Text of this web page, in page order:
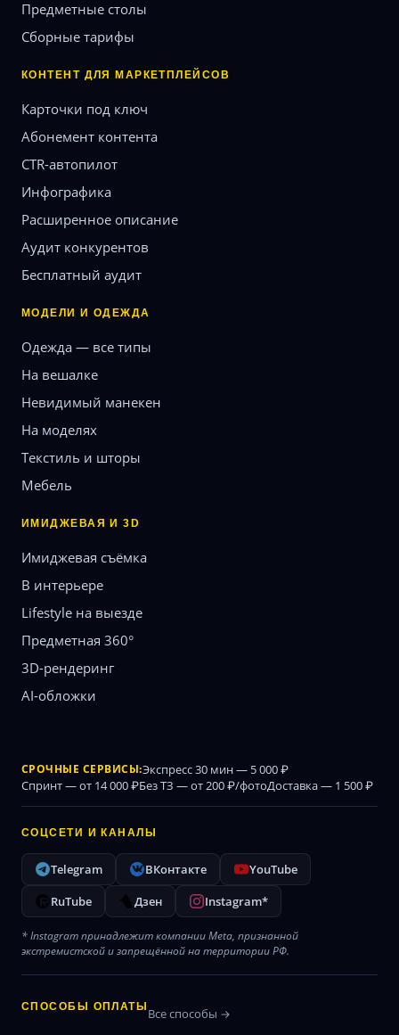
Предметные столы
Сборные тарифы
КОНТЕНТ ДЛЯ МАРКЕТПЛЕЙСОВ
Карточки под ключ
Абонемент контента
CTR-автопилот
Инфографика
Расширенное описание
Аудит конкурентов
Бесплатный аудит
МОДЕЛИ И ОДЕЖДА
Одежда — все типы
На вешалке
Невидимый манекен
На моделях
Текстиль и шторы
Мебель
ИМИДЖЕВАЯ И 3D
Имиджевая съёмка
В интерьере
Lifestyle на выезде
Предметная 360°
3D-рендеринг
AI-обложки
СРОЧНЫЕ СЕРВИСЫ:Экспресс 30 мин — 5 000 ₽
Спринт — от 14 000 ₽Без ТЗ — от 200 ₽/фотоДоставка — 1 500 ₽
СОЦСЕТИ И КАНАЛЫ
Telegram ВКонтакте
YouTube
RuTube
Дзен Instagram*
* Instagram принадлежит компании Meta, признанной
экстремистской и запрещённой на территории РФ.
СПОСОБЫ ОПЛАТЫ Все способы →